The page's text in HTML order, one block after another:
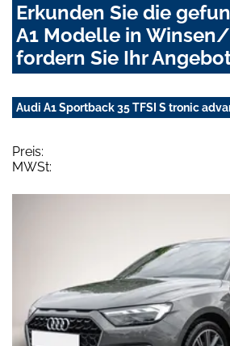
Erkunden Sie die
A1 Modelle in
fordern Sie Ihr
Audi A1 Sportback 35 TFSI S tronic
Preis:
MWSt: